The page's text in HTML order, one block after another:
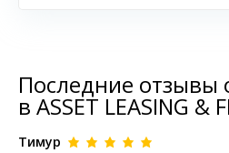
Последние отзывы
в ASSET LEASING &
Тимур